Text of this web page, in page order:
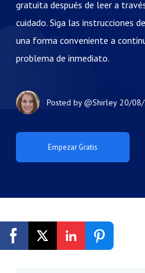
gratuita después de leer a
cuidado. Siga las instrucciones
una forma conveniente a
problema de inmediato.
Empezar Gratis
Posted by@Shirley 20/